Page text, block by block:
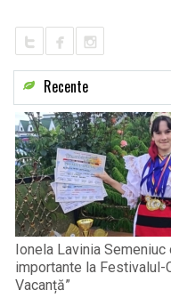
Recente
Ionela Lavinia
importante la Festivalul-
Vacanță”